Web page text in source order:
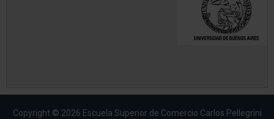
Copyright © 2026 Escuela Superior de Comercio Carlos Pellegrini